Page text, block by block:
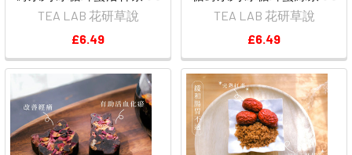
TEA LAB 花研草說
£6.49
TEA LAB 花研草說
£6.49